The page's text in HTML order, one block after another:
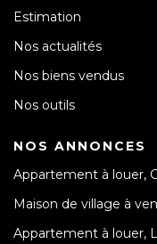
Estimation
Nos actualités
Nos biens vendus
Nos outils
NOS ANNONCES
Appartement à louer,
Maison de village à
Appartement à louer,